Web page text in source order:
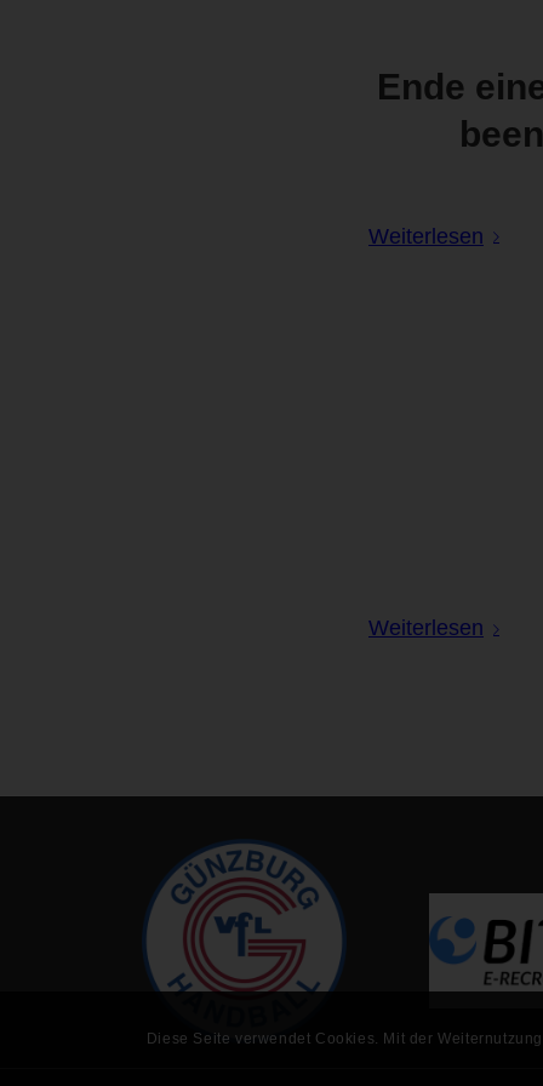
Ende
Weiterlesen
Weiterlesen
Diese Seite verwendet Cookies. Mit der